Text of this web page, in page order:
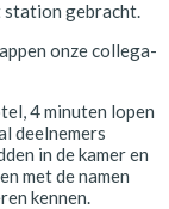
station gebracht.
onze collega-
4 minuten lopen
deelnemers
in de kamer en
met de namen
kennen.